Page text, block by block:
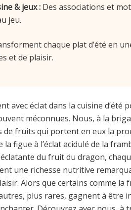
& jeux :Des associations et
jeu.
chaque plat d’été en
et de plaisir.
avec éclat dans la cuisine
méconnues. Nous, à la
fruits qui portent en eux la
figue à l’éclat acidulé de la
du fruit du dragon,
une richesse nutritive
Alors que certains comme la
plus rares, gagnent à être